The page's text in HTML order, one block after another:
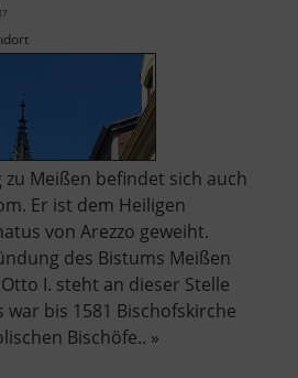
Meißen befindet sich auch
Er ist dem Heiligen
von Arezzo geweiht.
des Bistums Meißen
I. steht an dieser Stelle
war bis 1581 Bischofskirche
Bischöfe.. »